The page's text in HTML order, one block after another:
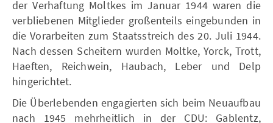
der Verhaftung Moltkes im Januar 1944 waren die
verbliebenen Mitglieder großenteils eingebunden in
die Vorarbeiten zum Staatsstreich des 20. Juli 1944.
Nach dessen Scheitern wurden Moltke, Yorck, Trott,
Haeften, Reichwein, Haubach, Leber und Delp
hingerichtet.
Die Überlebenden engagierten sich beim Neuaufbau
nach 1945 mehrheitlich in der CDU: Gablentz,